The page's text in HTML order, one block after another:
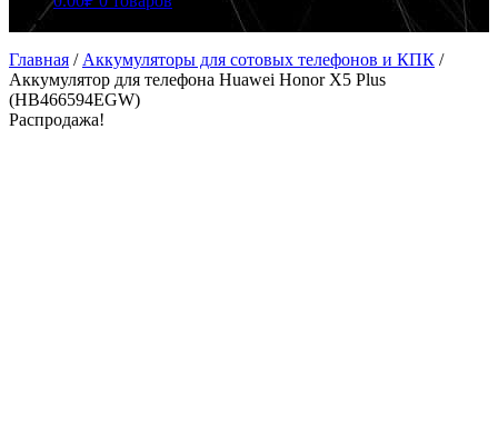
Главная / Аккумуляторы для сотовых телефонов и КПК /
Аккумулятор для телефона Huawei Honor X5 Plus
(HB466594EGW)
Распродажа!